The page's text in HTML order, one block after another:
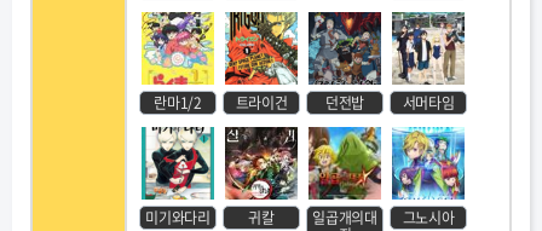
란마1/2 트라이건 던전밥 서머타임
미기와다리 귀칼 일곱개의대 그노시아